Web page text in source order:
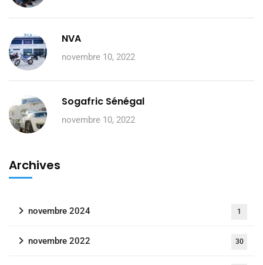
NVA
novembre 10, 2022
Sogafric Sénégal
novembre 10, 2022
Archives
novembre 2024 1
novembre 2022 30